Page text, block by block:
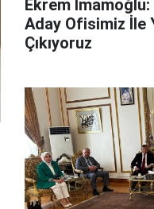
Ekrem İmamoğlu:
Aday Ofisimiz İle
Çıkıyoruz